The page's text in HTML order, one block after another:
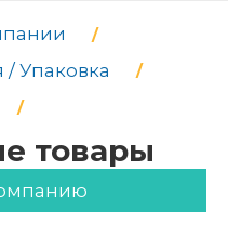
Упаковка
товары